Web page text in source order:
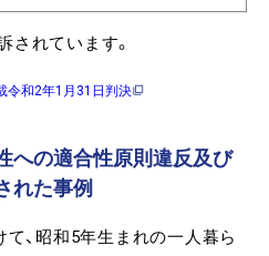
されています。
令和2年1月31日判決
への適合性原則違反及び
れた事例
、昭和5年生まれの一人暮ら